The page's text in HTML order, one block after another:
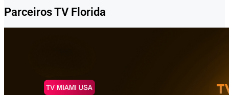
Parceiros TV Florida